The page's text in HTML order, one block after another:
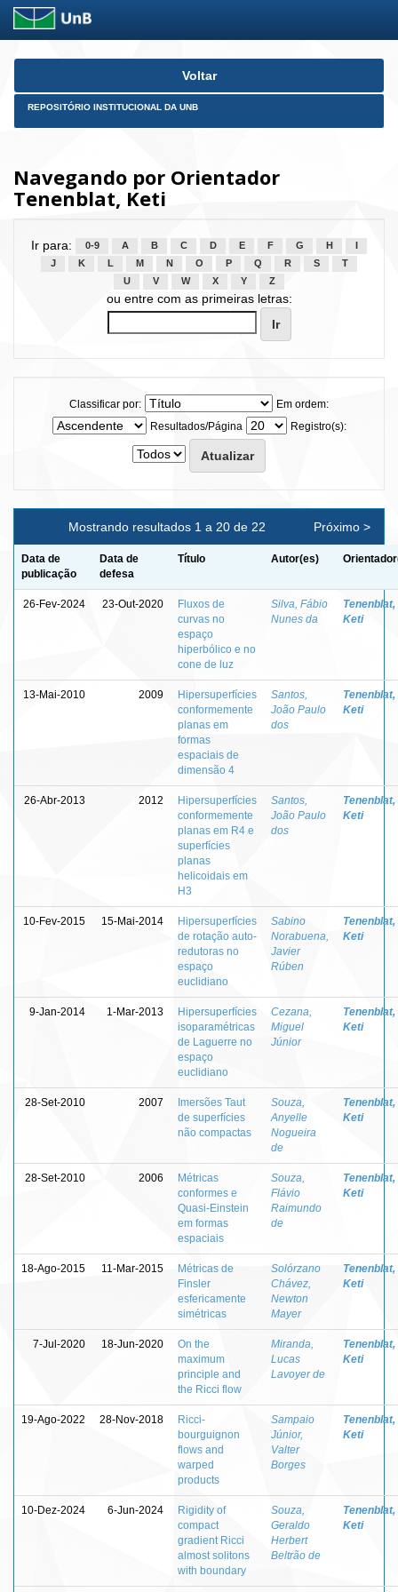
Skip
Voltar
REPOSITÓRIO INSTITUCIONAL DA UNB
Navegando por Orientador
Tenenblat, Keti
Ir para: 0-9 A B C D E F G H
J
K L M N O P Q R S
T
U
V W X Y Z
ou entre com as primeiras letras:
Classificar por:
Em ordem:
Resultados/Página
Registro(s):
Mostrando resultados 1 a 20 de 22 Próximo >
Data de
publicação
Data de
defesa
Título Autor(es)
26-Fev-2024 23-Out-2020
Fluxos de
curvas no
espaço
hiperbólico e no
cone de luz
Silva, Fábio
Nunes da
Tenenblat,
Keti
13-Mai-2010 2009
Hipersuperfícies
conformemente
planas em
formas
espaciais de
dimensão 4
Santos,
João Paulo
dos
Tenenblat,
Keti
26-Abr-2013 2012
Hipersuperfícies
conformemente
planas em R4 e
superfícies
planas
helicoidais em
H3
Santos,
João Paulo
dos
Tenenblat,
Keti
10-Fev-2015 15-Mai-2014
Hipersuperfícies
de rotação auto-
redutoras no
espaço
euclidiano
Sabino
Norabuena,
Javier
Rúben
Tenenblat,
Keti
9-Jan-2014 1-Mar-2013
Hipersuperfícies
isoparamétricas
de Laguerre no
espaço
euclidiano
Cezana,
Miguel
Júnior
Tenenblat,
Keti
28-Set-2010 2007
Imersões Taut
de superfícies
não compactas
Souza,
Anyelle
Nogueira
de
Tenenblat,
Keti
28-Set-2010 2006
Métricas
conformes e
Quasi-Einstein
em formas
espaciais
Souza,
Flávio
Raimundo
de
Tenenblat,
Keti
18-Ago-2015 11-Mar-2015
Métricas de
Finsler
esfericamente
simétricas
Solórzano
Chávez,
Newton
Mayer
Tenenblat,
Keti
7-Jul-2020 18-Jun-2020
On the
maximum
principle and
the Ricci flow
Miranda,
Lucas
Lavoyer de
Tenenblat,
Keti
19-Ago-2022 28-Nov-2018
Ricci-
bourguignon
flows and
warped
products
Sampaio
Júnior,
Valter
Borges
Tenenblat,
Keti
10-Dez-2024 6-Jun-2024
Rigidity of
compact
gradient Ricci
almost solitons
with boundary
Souza,
Geraldo
Herbert
Beltrão de
Tenenblat,
Keti